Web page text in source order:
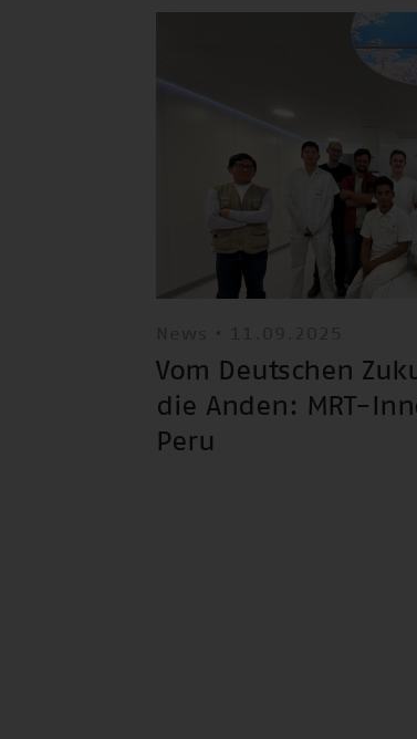
Vom Deutschen
die Anden: MRT-
Peru